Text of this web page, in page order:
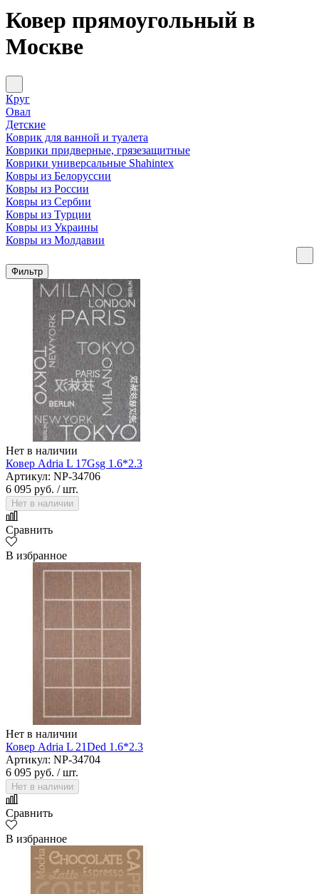
Ковер прямоугольный в
Москве
Круг
Овал
Детские
Коврик для ванной и туалета
Коврики придверные, грязезащитные
Коврики универсальные Shahintex
Ковры из Белоруссии
Ковры из России
Ковры из Сербии
Ковры из Турции
Ковры из Украины
Ковры из Молдавии
Фильтр
Нет в наличии
Ковер Adria L 17Gsg 1.6*2.3
Артикул: NP-34706
6 095 руб. / шт.
Нет в наличии
Сравнить
В избранное
Нет в наличии
Ковер Adria L 21Ded 1.6*2.3
Артикул: NP-34704
6 095 руб. / шт.
Нет в наличии
Сравнить
В избранное